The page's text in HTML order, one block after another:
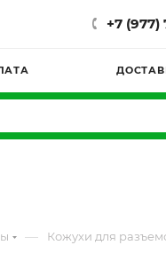
+7
— Кожухи для